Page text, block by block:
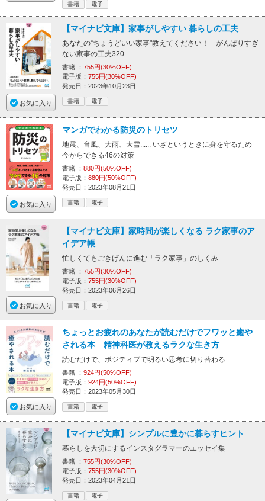
書籍 電子
お気に入り
【マイナビ文庫】家事がしやすい 暮らしの工夫
あなたの“ちょうどいい家事"教えてください！ がんばりすぎ
ない家事の工夫320
書籍 ： 755円(30%OFF)
電子版： 755円(30%OFF)
発売日：2023年10月23日
書籍 電子
お気に入り
マンガでわかる防災のトリセツ
地震、台風、大雨、大雪...... いざというときに身を守るため
今からできる46の対策
書籍 ： 880円(50%OFF)
電子版： 880円(50%OFF)
発売日：2023年08月21日
書籍 電子
お気に入り
【マイナビ文庫】家時間が楽しくなる ラク家事のア
イデア帳
忙しくてもごきげんに進む「ラク家事」のしくみ
書籍 ： 755円(30%OFF)
電子版： 755円(30%OFF)
発売日：2023年06月26日
書籍 電子
お気に入り
ちょっとお疲れのあなたが読むだけでフワッと癒や
される本 精神科医が教えるラクな生き方
読むだけで、ポジティブで明るい思考に切り替わる
書籍 ： 924円(50%OFF)
電子版： 924円(50%OFF)
発売日：2023年05月30日
書籍 電子
【マイナビ文庫】シンプルに豊かに暮らすヒント
暮らしを大切にするインスタグラマーのエッセイ集
書籍 ： 755円(30%OFF)
電子版： 755円(30%OFF)
発売日：2023年04月21日
書籍 電子